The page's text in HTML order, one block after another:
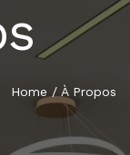
Home / À Propos